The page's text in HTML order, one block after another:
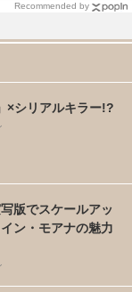
Recommended by
×シリアルキラー!?
版でスケールアッ
ン・モアナの魅力